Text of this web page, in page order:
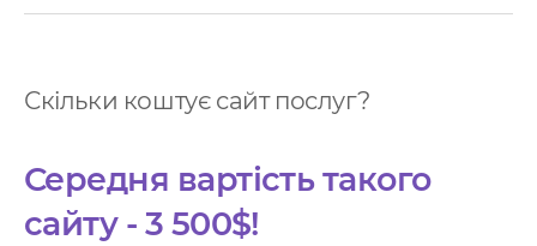
Послуги
Скільки коштує сайт послуг?
Середня вартість такого
сайту - 3 500$!